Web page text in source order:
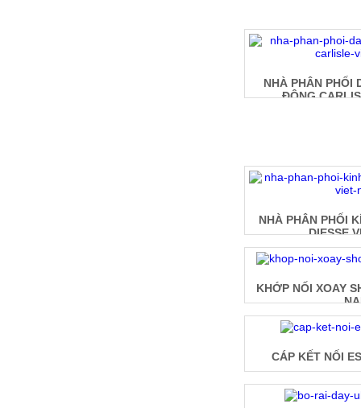
NHÀ PHÂN PHỐI
ĐỘNG
NHÀ PHÂN PHỐI
DIESSE
KHỚP NỐI XOAY
CÁP KẾT NỐI